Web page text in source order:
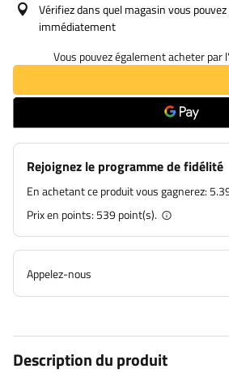
Vérifiez dans quel magasin vous
immédiatement
Vous pouvez également acheter par
Rejoignez le programme de fidélité
En achetant ce produit vous gagnerez:
Prix en points: 539point(s).
Appelez-nous
Description du produit